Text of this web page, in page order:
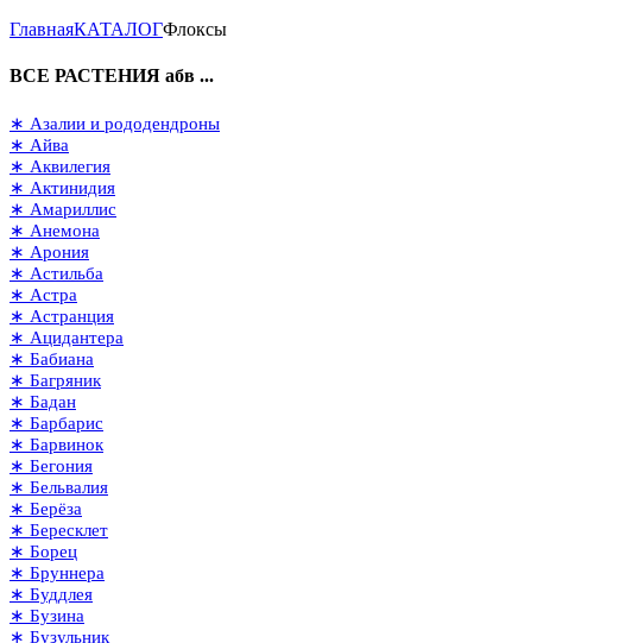
ГлавнаяКАТАЛОГФлоксы
ВСЕ РАСТЕНИЯ абв ...
∗ Азалии и рододендроны
∗ Айва
∗ Аквилегия
∗ Актинидия
∗ Амариллис
∗ Анемона
∗ Арония
∗ Астильба
∗ Астра
∗ Астранция
∗ Ацидантера
∗ Бабиана
∗ Багряник
∗ Бадан
∗ Барбарис
∗ Барвинок
∗ Бегония
∗ Бельвалия
∗ Берёза
∗ Бересклет
∗ Борец
∗ Бруннера
∗ Буддлея
∗ Бузина
∗ Бузульник